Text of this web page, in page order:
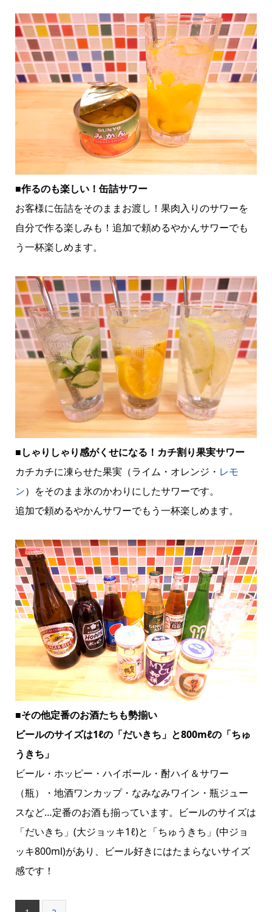
■作るのも楽しい！缶詰サワー
お客様に缶詰をそのままお渡し！果肉入りのサワーを
自分で作る楽しみも！追加で頼めるやかんサワーでも
う一杯楽しめます。
■しゃりしゃり感がくせになる！カチ割り果実サワー
カチカチに凍らせた果実（ライム・オレンジ・ レモ
ン）をそのまま氷のかわりにしたサワーです。
追加で頼めるやかんサワーでもう一杯楽しめます。
■その他定番のお酒たちも勢揃い
ビールのサイズは1ℓの「だいきち」と800mℓの「ちゅ
うきち」
ビール・ホッピー・ハイボール・酎ハイ＆サワー
（瓶）・地酒ワンカップ・なみなみワイン・瓶ジュー
スなど…定番のお酒も揃っています。ビールのサイズは
「だいきち」(大ジョッキ1ℓ)と「ちゅうきち」(中ジョ
ッキ800ml)があり、ビール好きにはたまらないサイズ
感です！